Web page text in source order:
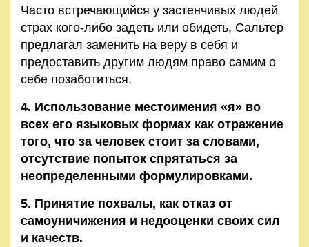
Часто встречающийся у застенчивых людей
страх кого-либо задеть или обидеть, Сальтер
предлагал заменить на веру в себя и
предоставить другим людям право самим о
себе позаботиться.
4. Использование местоимения «я» во
всех его языковых формах как отражение
того, что за человек стоит за словами,
отсутствие попыток спрятаться за
неопределенными формулировками.
5. Принятие похвалы, как отказ от
самоуничижения и недооценки своих сил
и качеств.